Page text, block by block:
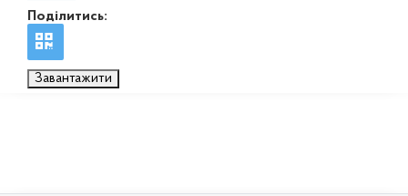
Поділитись:
Завантажити